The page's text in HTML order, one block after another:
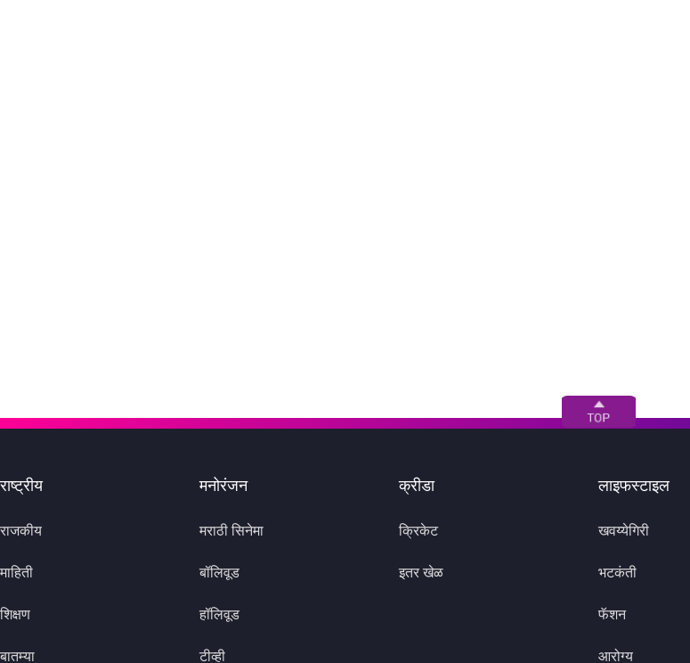
राष्ट्रीय
राजकीय
माहिती
शिक्षण
बातम्या
मनोरंजन
मराठी सिनेमा
बॉलिवूड
हॉलिवूड
टीव्ही
क्रीडा
क्रिकेट
इतर खेळ
लाइफस्टाइल
खवय्येगिरी
भटकंती
फॅशन
आरोग्य